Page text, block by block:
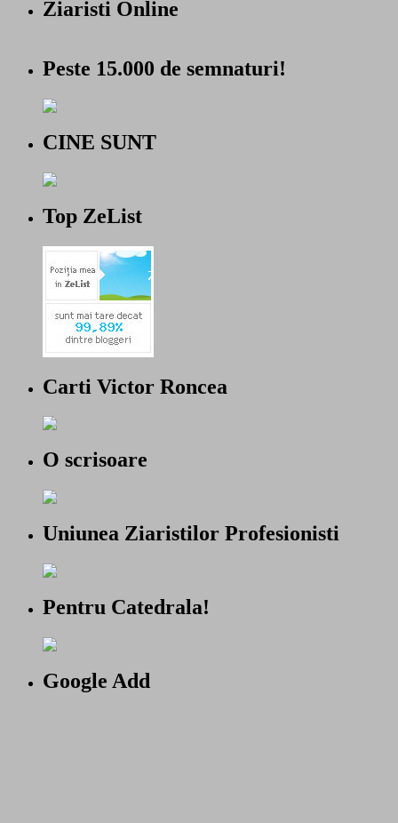
Ziaristi Online
Peste 15.000 de semnaturi!
CINE SUNT
Top ZeList
Carti Victor Roncea
O scrisoare
Uniunea Ziaristilor Profesionisti
Pentru Catedrala!
Google Add